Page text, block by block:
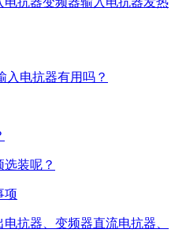
入电抗器有用吗？
装呢？
项
抗器、变频器直流电抗器、